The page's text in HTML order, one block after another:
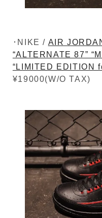
･NIKE / AIR
“ALTERNATE 87”
“LIMITED EDITION
¥19000(W/O TAX)